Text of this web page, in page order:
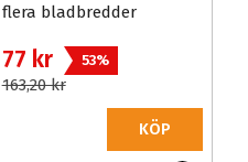
flera bladbredder
77 kr 53%
163,20 kr
KÖP